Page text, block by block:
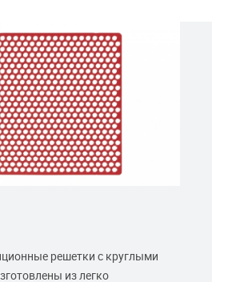
решетки с круглыми
из легко